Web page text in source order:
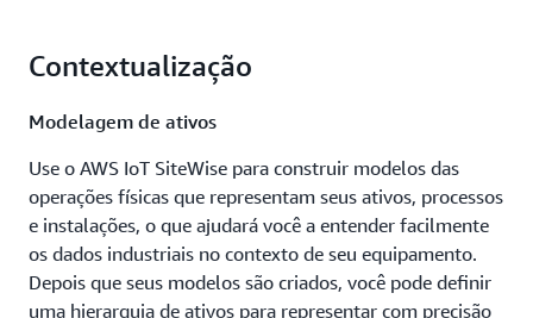
Contextualização
Modelagem de ativos
Use o AWS IoT SiteWise para construir modelos das
operações físicas que representam seus ativos, processos
e instalações, o que ajudará você a entender facilmente
os dados industriais no contexto de seu equipamento.
Depois que seus modelos são criados, você pode definir
uma hierarquia de ativos para representar com precisão